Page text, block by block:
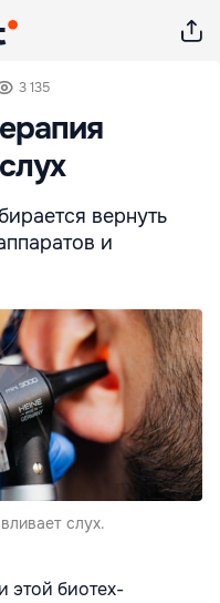
3 135
вернуть
и
слух.
этой биотех-